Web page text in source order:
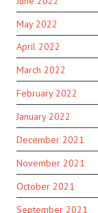
May 2022
April 2022
March 2022
February 2022
January 2022
December 2021
November 2021
October 2021
September 2021